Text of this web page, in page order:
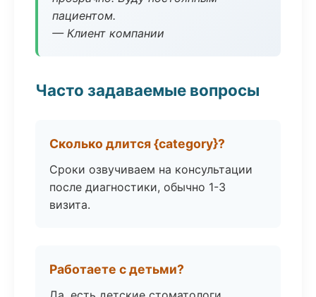
пациентом.
— Клиент компании
Часто задаваемые вопросы
Сколько длится {category}?
Сроки озвучиваем на консультации
после диагностики, обычно 1-3
визита.
Работаете с детьми?